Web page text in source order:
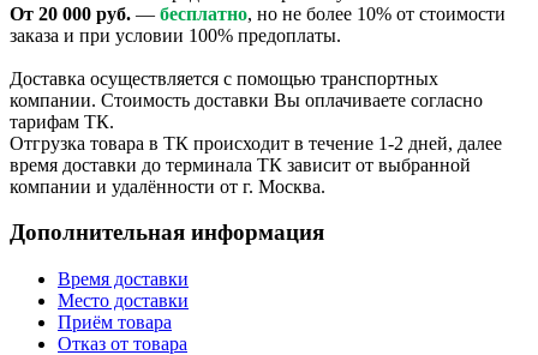
От 20 000 руб. — бесплатно, но не более 10% от стоимости
заказа и при условии 100% предоплаты.
Доставка осуществляется с помощью транспортных
компании. Стоимость доставки Вы оплачиваете согласно
тарифам ТК.
Отгрузка товара в ТК происходит в течение 1-2 дней, далее
время доставки до терминала ТК зависит от выбранной
компании и удалённости от г. Москва.
Дополнительная информация
Время доставки
Место доставки
Приём товара
Отказ от товара